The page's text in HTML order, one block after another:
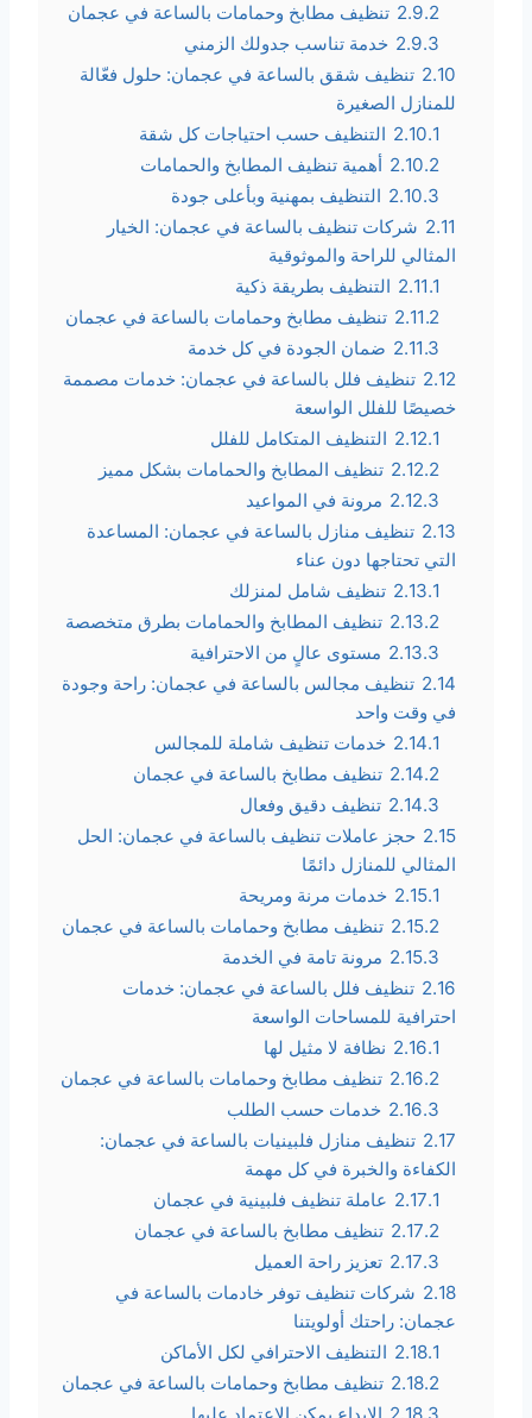
2.9.2 تنظيف مطابخ وحمامات بالساعة في عجمان
2.9.3 خدمة تناسب جدولك الزمني
2.10 تنظيف شقق بالساعة في عجمان: حلول فعّالة
للمنازل الصغيرة
2.10.1 التنظيف حسب احتياجات كل شقة
2.10.2 أهمية تنظيف المطابخ والحمامات
2.10.3 التنظيف بمهنية وبأعلى جودة
2.11 شركات تنظيف بالساعة في عجمان: الخيار
المثالي للراحة والموثوقية
2.11.1 التنظيف بطريقة ذكية
2.11.2 تنظيف مطابخ وحمامات بالساعة في عجمان
2.11.3 ضمان الجودة في كل خدمة
2.12 تنظيف فلل بالساعة في عجمان: خدمات مصممة
خصيصًا للفلل الواسعة
2.12.1 التنظيف المتكامل للفلل
2.12.2 تنظيف المطابخ والحمامات بشكل مميز
2.12.3 مرونة في المواعيد
2.13 تنظيف منازل بالساعة في عجمان: المساعدة
التي تحتاجها دون عناء
2.13.1 تنظيف شامل لمنزلك
2.13.2 تنظيف المطابخ والحمامات بطرق متخصصة
2.13.3 مستوى عالٍ من الاحترافية
2.14 تنظيف مجالس بالساعة في عجمان: راحة وجودة
في وقت واحد
2.14.1 خدمات تنظيف شاملة للمجالس
2.14.2 تنظيف مطابخ بالساعة في عجمان
2.14.3 تنظيف دقيق وفعال
2.15 حجز عاملات تنظيف بالساعة في عجمان: الحل
المثالي للمنازل دائمًا
2.15.1 خدمات مرنة ومريحة
2.15.2 تنظيف مطابخ وحمامات بالساعة في عجمان
2.15.3 مرونة تامة في الخدمة
2.16 تنظيف فلل بالساعة في عجمان: خدمات
احترافية للمساحات الواسعة
2.16.1 نظافة لا مثيل لها
2.16.2 تنظيف مطابخ وحمامات بالساعة في عجمان
2.16.3 خدمات حسب الطلب
2.17 تنظيف منازل فلبينيات بالساعة في عجمان:
الكفاءة والخبرة في كل مهمة
2.17.1 عاملة تنظيف فلبينية في عجمان
2.17.2 تنظيف مطابخ بالساعة في عجمان
2.17.3 تعزيز راحة العميل
2.18 شركات تنظيف توفر خادمات بالساعة في
عجمان: راحتك أولويتنا
2.18.1 التنظيف الاحترافي لكل الأماكن
2.18.2 تنظيف مطابخ وحمامات بالساعة في عجمان